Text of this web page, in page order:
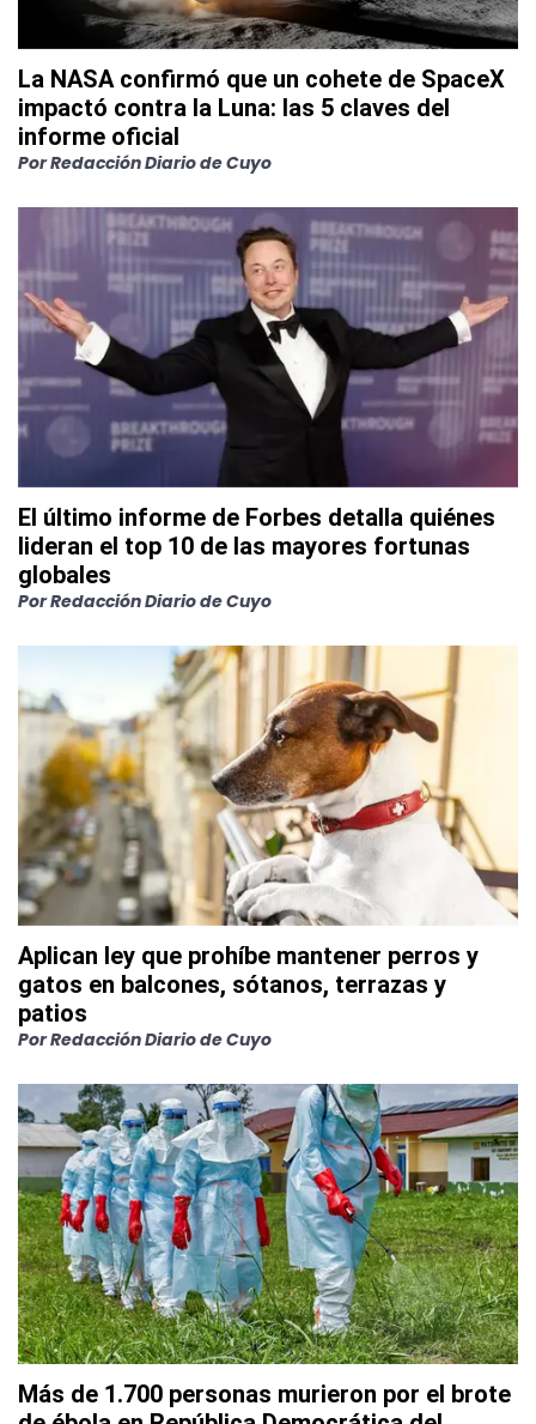
La NASA confirmó que un cohete de SpaceX
impactó contra la Luna: las 5 claves del
informe oficial
PorRedacción Diario de Cuyo
El último informe de Forbes detalla quiénes
lideran el top 10 de las mayores fortunas
globales
PorRedacción Diario de Cuyo
Aplican ley que prohíbe mantener perros y
gatos en balcones, sótanos, terrazas y
patios
PorRedacción Diario de Cuyo
Más de 1.700 personas murieron por el brote